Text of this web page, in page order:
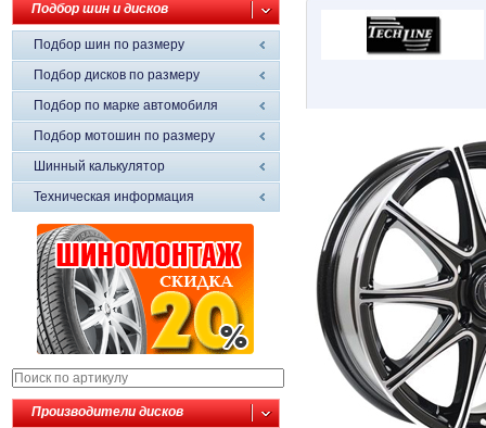
Подбор шин и дисков
Подбор шин по размеру
Подбор дисков по размеру
Подбор по марке автомобиля
Подбор мотошин по размеру
Шинный калькулятор
Техническая информация
Производители дисков